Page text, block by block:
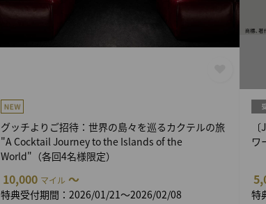
グッチよりご招待：世界の島々を巡るカクテルの旅
"A Cocktail Journey to the Islands of the
World"（各回4名様限定）
10,000 マイル ～
特典受付期間：2026/01/21～2026/02/08
ワ
特